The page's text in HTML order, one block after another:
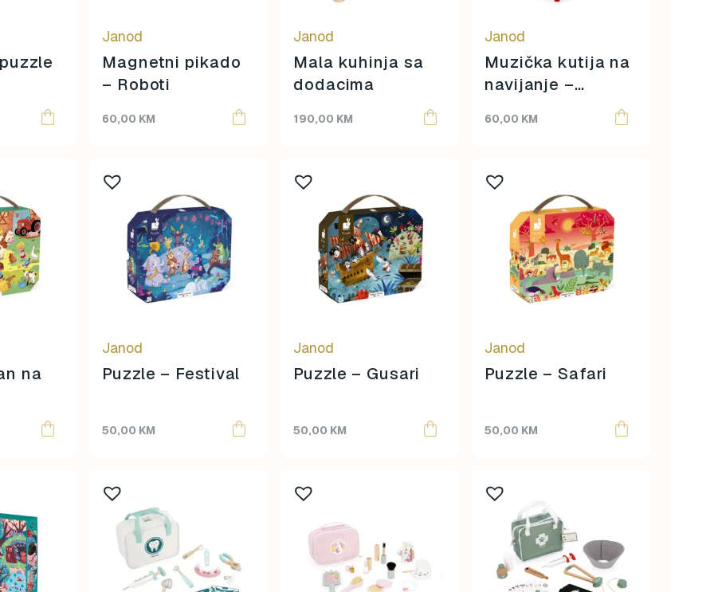
Janod
Magnetni pikado
– Roboti
60,00 KM
Janod
Mala kuhinja sa
dodacima
190,00 KM
Janod
Muzička kutija na
navijanje –
60,00 KM
na
Janod
Puzzle – Festival
50,00 KM
Janod
Puzzle – Gusari
50,00 KM
Janod
Puzzle – Safari
50,00 KM